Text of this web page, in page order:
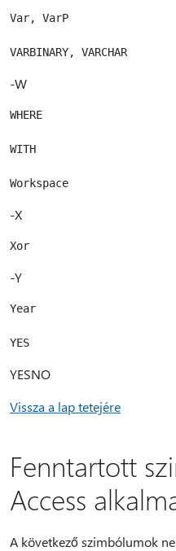
Var, VarP
-W
WHERE
WITH
-X
-Y
Year
YESNO
Vissza a lap tetejére
Fenntartott
Access
A következő szimbólumok